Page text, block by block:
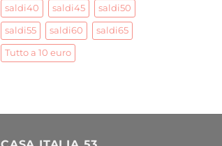
saldi40 saldi45 saldi50
saldi55 saldi60 saldi65
Tutto a 10 euro